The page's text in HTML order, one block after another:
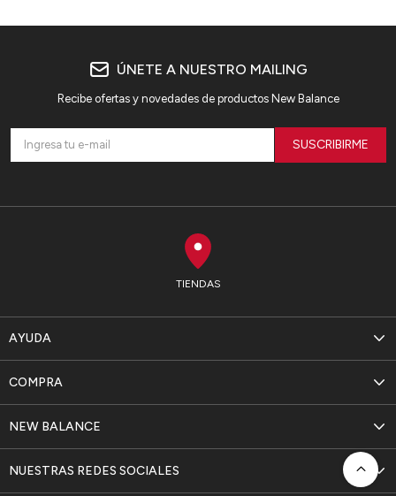
TIENDAS
AYUDA
NEW BALANCE
COMPRA
NUESTRAS REDES SOCIALES
ÚNETE A NUESTRO MAILING
Recibe ofertas y novedades de productos New Balance
SUSCRIBIRME